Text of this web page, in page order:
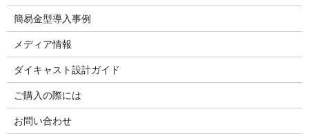
簡易金型導入事例
メディア情報
ダイキャスト設計ガイド
ご購入の際には
お問い合わせ